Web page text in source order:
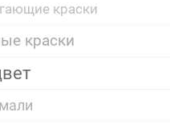
краски
краски